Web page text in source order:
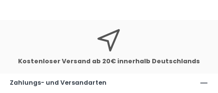
Kostenloser Versand ab 20€ innerhalb Deutschlands
Zahlungs- und Versandarten